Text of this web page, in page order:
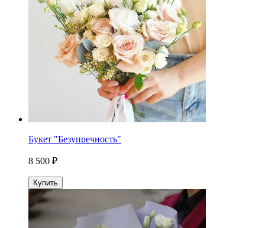
Букет "Безупречность"
8 500 ₽
Купить